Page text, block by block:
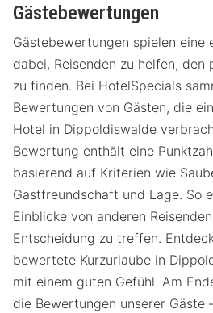
Gästebewertungen
Gästebewertungen spielen eine
dabei, Reisenden zu helfen, den
zu finden. Bei HotelSpecials
Bewertungen von Gästen, die
Hotel in Dippoldiswalde
Bewertung enthält eine
basierend auf Kriterien wie
Gastfreundschaft und Lage. So
Einblicke von anderen
Entscheidung zu treffen.
bewertete Kurzurlaube in
mit einem guten Gefühl. Am
die Bewertungen unserer Gäste